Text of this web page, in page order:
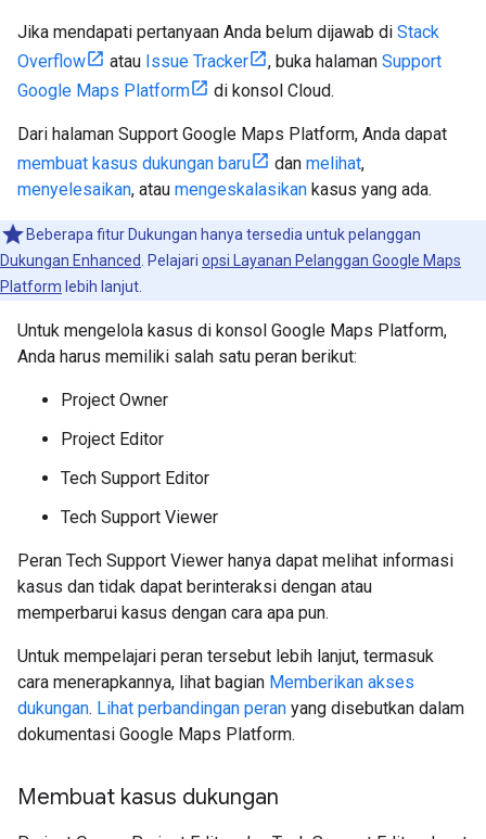
Jika mendapati pertanyaan Anda belum dijawab di Stack
Overflow
atau Issue Tracker , buka halaman Support
Google Maps Platform
di konsol Cloud.
Dari halaman Support Google Maps Platform, Anda dapat
membuat kasus dukungan baru
dan melihat,
menyelesaikan, atau mengeskalasikan kasus yang ada.
Beberapa fitur Dukungan hanya tersedia untuk pelanggan
Dukungan Enhanced
. Pelajari opsi Layanan Pelanggan Google Maps
Platform lebih lanjut.
Untuk mengelola kasus di konsol Google Maps Platform,
Anda harus memiliki salah satu peran berikut:
Project Owner
Project Editor
Tech Support Editor
Tech Support Viewer
Peran Tech Support Viewer hanya dapat melihat informasi
kasus dan tidak dapat berinteraksi dengan atau
memperbarui kasus dengan cara apa pun.
Untuk mempelajari peran tersebut lebih lanjut, termasuk
cara menerapkannya, lihat bagian Memberikan akses
dukungan. Lihat perbandingan peran yang disebutkan dalam
dokumentasi Google Maps Platform.
Membuat kasus dukungan